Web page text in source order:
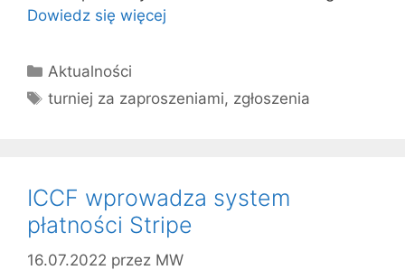
Dowiedz się więcej
Kategorie
Aktualności
Tagi
turniej za zaproszeniami, zgłoszenia
ICCF wprowadza system
płatności Stripe
16.07.2022 przez MW